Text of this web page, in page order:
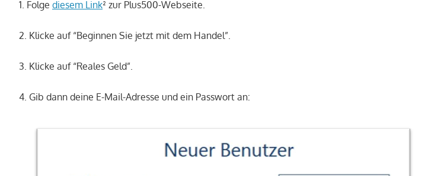
1. Folge diesem Link² zur Plus500-Webseite.
2. Klicke auf “Beginnen Sie jetzt mit dem Handel”.
3. Klicke auf “Reales Geld”.
4. Gib dann deine E-Mail-Adresse und ein Passwort an: